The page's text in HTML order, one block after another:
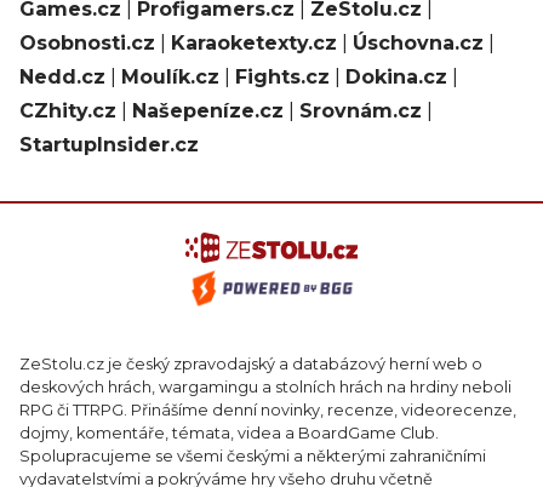
Games.cz
Profigamers.cz ZeStolu.cz
Osobnosti.cz
Karaoketexty.cz Úschovna.cz
Nedd.cz
Moulík.cz Fights.cz Dokina.cz
CZhity.cz
Našepeníze.cz Srovnám.cz
StartupInsider.cz
ZeStolu.cz je český zpravodajský a databázový herní web o
deskových hrách, wargamingu a stolních hrách na hrdiny neboli
RPG či TTRPG. Přinášíme denní novinky, recenze, videorecenze,
dojmy, komentáře, témata, videa a BoardGame Club.
Spolupracujeme se všemi českými a některými zahraničními
vydavatelstvími a pokrýváme hry všeho druhu včetně